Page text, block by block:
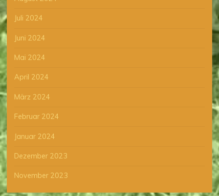
Juli 2024
Juni 2024
Mai 2024
April 2024
März 2024
Februar 2024
Januar 2024
Dezember 2023
November 2023